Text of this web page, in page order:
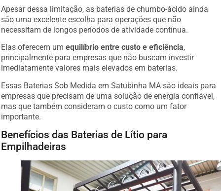
Apesar dessa limitação, as baterias de chumbo-ácido ainda
são uma excelente escolha para operações que não
necessitam de longos períodos de atividade contínua.
Elas oferecem um equilíbrio entre custo e eficiência
principalmente para empresas que não buscam investir
imediatamente valores mais elevados em baterias.
Essas Baterias Sob Medida em Satubinha MA são ideais para
empresas que precisam de uma solução de energia confiável,
mas que também consideram o custo como um fator
importante.
Benefícios das Baterias de Lítio para
Empilhadeiras